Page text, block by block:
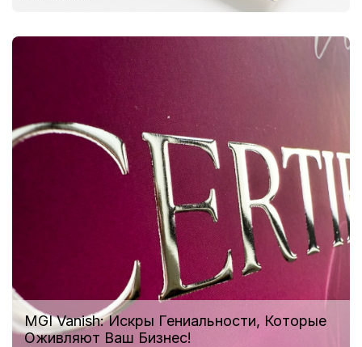
MGI Vanish: Искры Гениальности, Которые
Оживляют Ваш Бизнес!